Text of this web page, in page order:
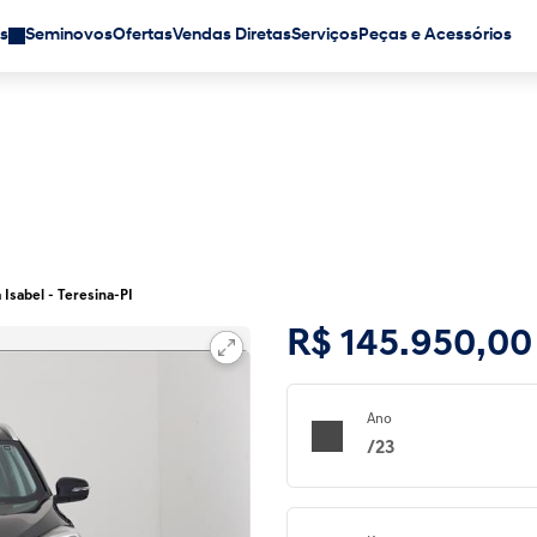
SeminovosOfertasVendas DiretasServiçosPeças e Acessórios
- Teresina-PI
R$ 145.950,00
Ano
/23